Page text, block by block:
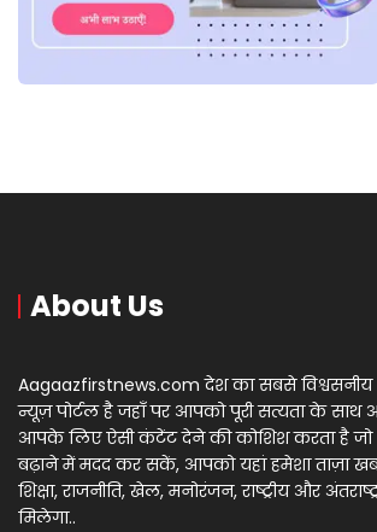
About Us
Aagaazfirstnews.com देश का सबसे
न्यूज़ पोर्टल है जहाँ पर आपको पूरी सत्यता के साथ
आपके लिए ऐसी कंटेंट देने की कोशिश करता है
बढ़ाने में मदद कर सकें, आपको यहां हमेशा ताज़ा
शिक्षा, राजनीति, खेल, मनोरंजन, राष्ट्रीय और
मिलेगा..